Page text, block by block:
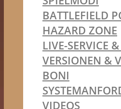
BATTLEFIELD
HAZARD ZONE
LIVE-SERVICE
VERSIONEN &
BONI
VIDEOS